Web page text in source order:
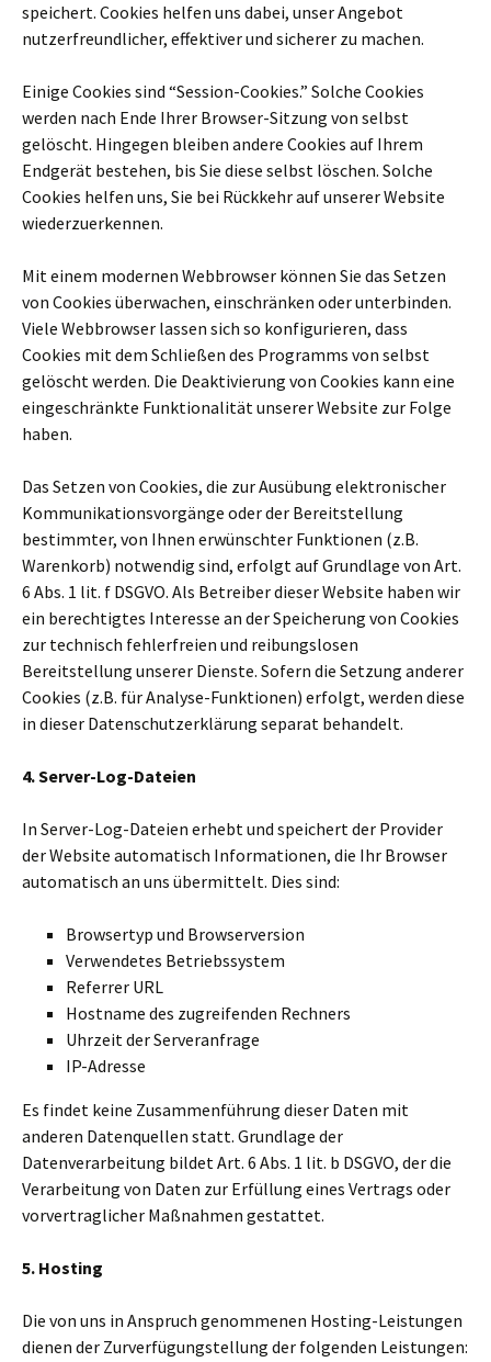
speichert. Cookies helfen uns dabei, unser Angebot
nutzerfreundlicher, effektiver und sicherer zu machen.
Einige Cookies sind “Session-Cookies.” Solche Cookies
werden nach Ende Ihrer Browser-Sitzung von selbst
gelöscht. Hingegen bleiben andere Cookies auf Ihrem
Endgerät bestehen, bis Sie diese selbst löschen. Solche
Cookies helfen uns, Sie bei Rückkehr auf unserer Website
wiederzuerkennen.
Mit einem modernen Webbrowser können Sie das Setzen
von Cookies überwachen, einschränken oder unterbinden.
Viele Webbrowser lassen sich so konfigurieren, dass
Cookies mit dem Schließen des Programms von selbst
gelöscht werden. Die Deaktivierung von Cookies kann eine
eingeschränkte Funktionalität unserer Website zur Folge
haben.
Das Setzen von Cookies, die zur Ausübung elektronischer
Kommunikationsvorgänge oder der Bereitstellung
bestimmter, von Ihnen erwünschter Funktionen (z.B.
Warenkorb) notwendig sind, erfolgt auf Grundlage von Art.
6 Abs. 1 lit. f DSGVO. Als Betreiber dieser Website haben wir
ein berechtigtes Interesse an der Speicherung von Cookies
zur technisch fehlerfreien und reibungslosen
Bereitstellung unserer Dienste. Sofern die Setzung anderer
Cookies (z.B. für Analyse-Funktionen) erfolgt, werden diese
in dieser Datenschutzerklärung separat behandelt.
4. Server-Log-Dateien
In Server-Log-Dateien erhebt und speichert der Provider
der Website automatisch Informationen, die Ihr Browser
automatisch an uns übermittelt. Dies sind:
Browsertyp und Browserversion
Verwendetes Betriebssystem
Referrer URL
Hostname des zugreifenden Rechners
Uhrzeit der Serveranfrage
IP-Adresse
Es findet keine Zusammenführung dieser Daten mit
anderen Datenquellen statt. Grundlage der
Datenverarbeitung bildet Art. 6 Abs. 1 lit. b DSGVO, der die
Verarbeitung von Daten zur Erfüllung eines Vertrags oder
vorvertraglicher Maßnahmen gestattet.
5. Hosting
Die von uns in Anspruch genommenen Hosting-Leistungen
dienen der Zurverfügungstellung der folgenden Leistungen: